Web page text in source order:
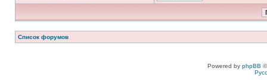
Список форумов
Powered by phpBB